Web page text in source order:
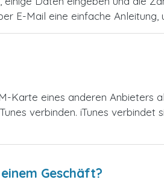
E-Mail eine einfache Anleitung,
Karte eines anderen Anbieters
verbinden. iTunes verbindet
Geschäft?